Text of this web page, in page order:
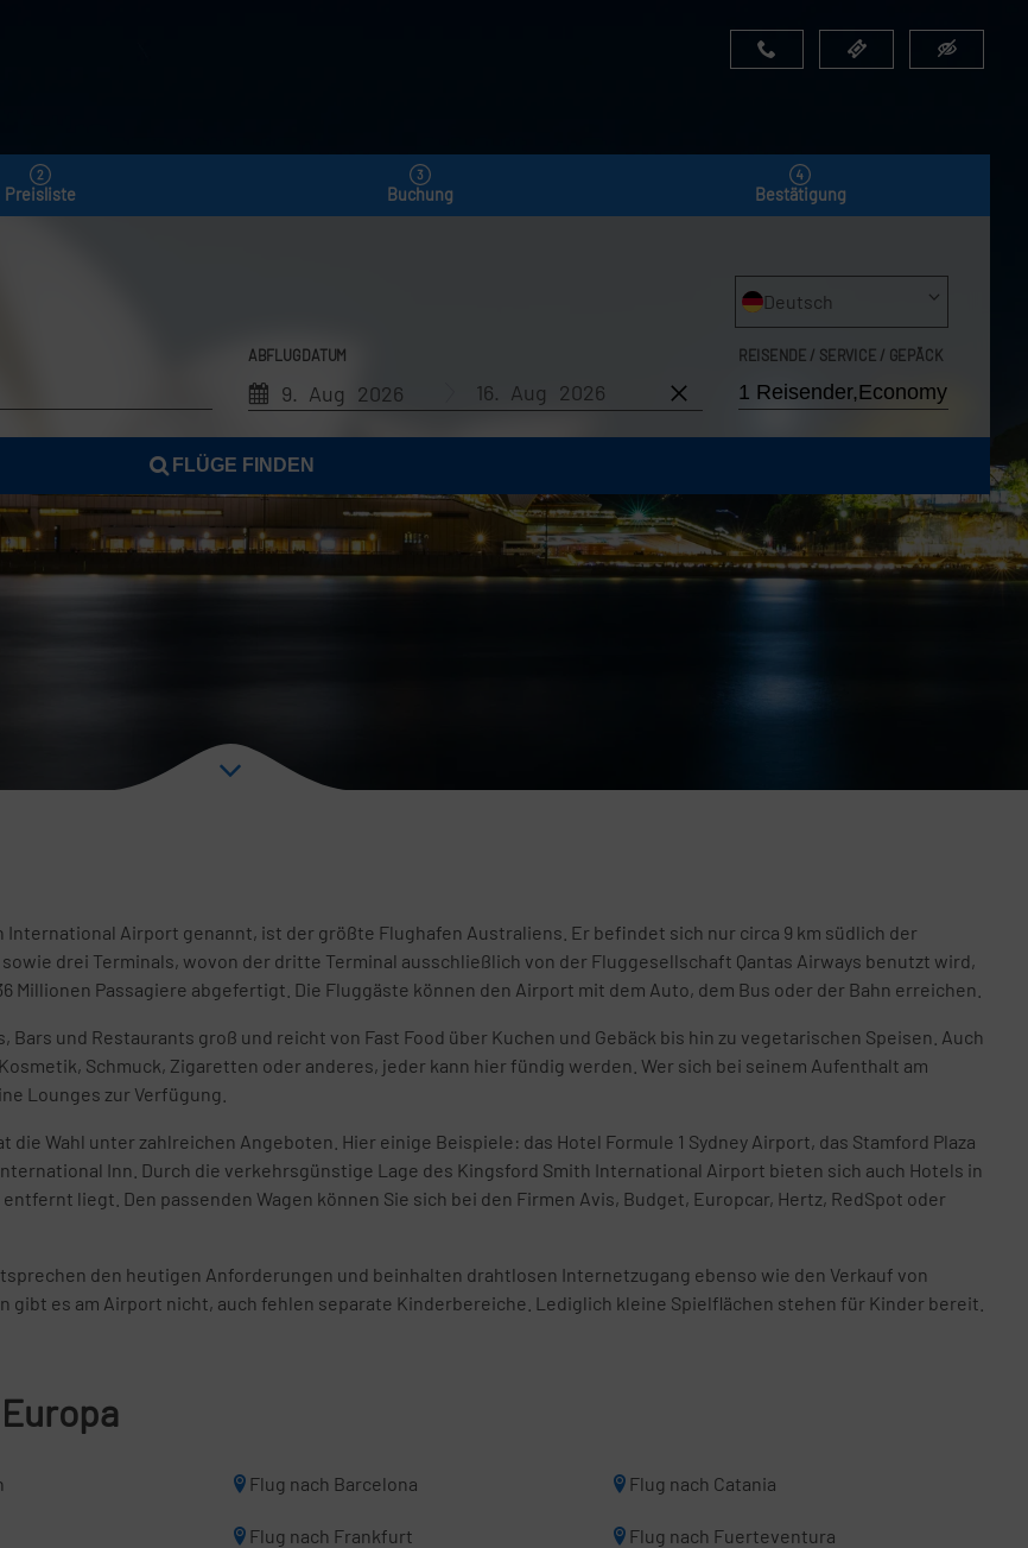
Preisliste Buchung Bestätigung
Deutsch
ABFLUGDATUM
9. Aug 2026 16. Aug 2026
REISENDE / SERVICE / GEPÄCK
FLÜGE FINDEN
International Airport genannt, ist der größte Flughafen Australiens. Er befindet sich nur circa 9 km südlich der
drei Terminals, wovon der dritte Terminal ausschließlich von der Fluggesellschaft Qantas Airways benutzt wird,
Millionen Passagiere abgefertigt. Die Fluggäste können den Airport mit dem Auto, dem Bus oder der Bahn erreichen.
und Restaurants groß und reicht von Fast Food über Kuchen und Gebäck bis hin zu vegetarischen Speisen. Auch
Schmuck, Zigaretten oder anderes, jeder kann hier fündig werden. Wer sich bei seinem Aufenthalt am
Lounges zur Verfügung.
Wahl unter zahlreichen Angeboten. Hier einige Beispiele: das Hotel Formule 1 Sydney Airport, das Stamford Plaza
Inn. Durch die verkehrsgünstige Lage des Kingsford Smith International Airport bieten sich auch Hotels in
liegt. Den passenden Wagen können Sie sich bei den Firmen Avis, Budget, Europcar, Hertz, RedSpot oder
den heutigen Anforderungen und beinhalten drahtlosen Internetzugang ebenso wie den Verkauf von
es am Airport nicht, auch fehlen separate Kinderbereiche. Lediglich kleine Spielflächen stehen für Kinder bereit.
Flug nach Barcelona Flug nach Catania
Flug nach Frankfurt Flug nach Fuerteventura